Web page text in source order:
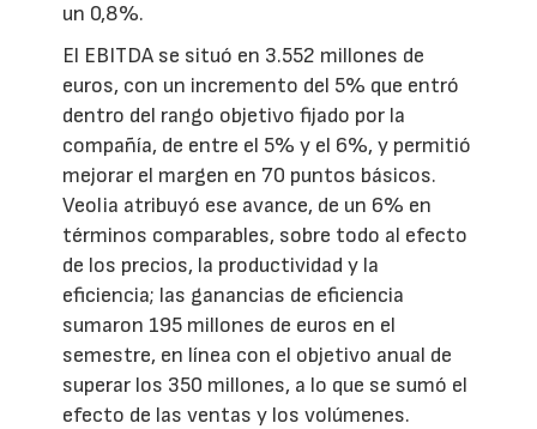
un 0,8%.
El EBITDA se situó en 3.552 millones de
euros, con un incremento del 5% que entró
dentro del rango objetivo fijado por la
compañía, de entre el 5% y el 6%, y permitió
mejorar el margen en 70 puntos básicos.
Veolia atribuyó ese avance, de un 6% en
términos comparables, sobre todo al efecto
de los precios, la productividad y la
eficiencia; las ganancias de eficiencia
sumaron 195 millones de euros en el
semestre, en línea con el objetivo anual de
superar los 350 millones, a lo que se sumó el
efecto de las ventas y los volúmenes.